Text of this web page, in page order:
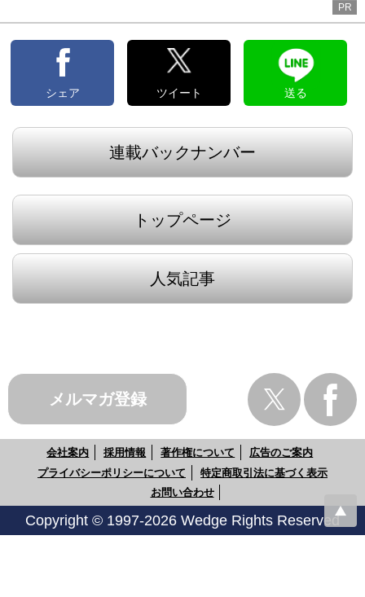
PR
シェア ツイート 送る
連載バックナンバー
トップページ
人気記事
メルマガ登録
会社案内 採用情報 著作権について
広告のご案内
プライバシーポリシーについて
特定商取引法に基づく表示
お問い合わせ
Copyright © 1997-2026 Wedge Rights Reserved